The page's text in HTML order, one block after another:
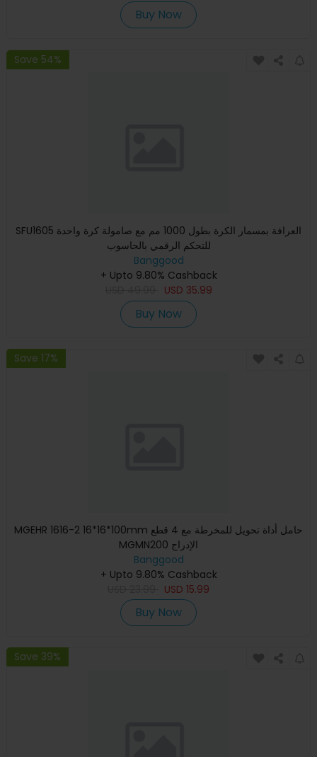
Buy Now
Save 54%
SFU1605 العرافة بمسمار الكرة بطول 1000 مم مع صامولة كرة واحدة
للتحكم الرقمي بالحاسوب
Banggood
+ Upto 9.80% Cashback
USD 35.99
Buy Now
Save 17%
MGEHR 1616-2 16*16*100mm حامل أداة تحويل للمخرطة مع 4 قطع
MGMN200 الإدراج
Banggood
+ Upto 9.80% Cashback
USD 15.99
Buy Now
Save 39%